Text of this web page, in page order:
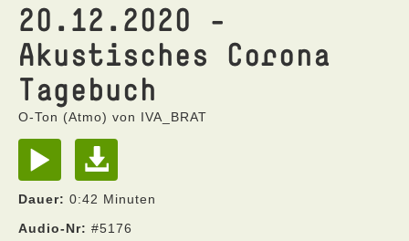
20.12.2020 -
Akustisches Corona
Tagebuch
O-Ton (Atmo) von IVA_BRAT
Dauer: 0:42 Minuten
Audio-Nr: #5176